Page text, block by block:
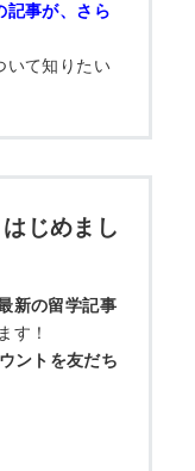
記事が、さら
いて知りたい
じめまし
新の留学記事
す！
ントを友だち